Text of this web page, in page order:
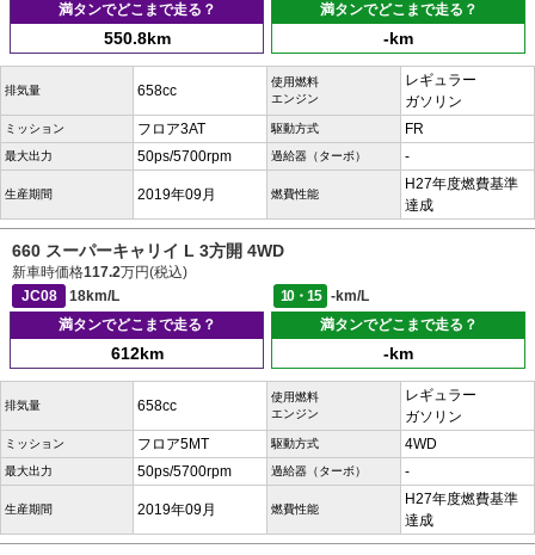
満タンでどこまで走る？
550.8km
満タンでどこまで走る？
-km
排気量 658cc
使用燃料
エンジン
レギュラー
ガソリン
ミッション フロア3AT 駆動方式 FR
最大出力 50ps/5700rpm 過給器（ターボ） -
生産期間 2019年09月 燃費性能
H27年度燃費基準
達成
660 スーパーキャリイ L 3方開 4WD
新車時価格117.2万円(税込)
JC08
18km/L 10・15
-km/L
満タンでどこまで走る？
612km
満タンでどこまで走る？
-km
排気量 658cc
使用燃料
エンジン
レギュラー
ガソリン
ミッション フロア5MT 駆動方式 4WD
最大出力 50ps/5700rpm 過給器（ターボ） -
生産期間 2019年09月 燃費性能
H27年度燃費基準
達成